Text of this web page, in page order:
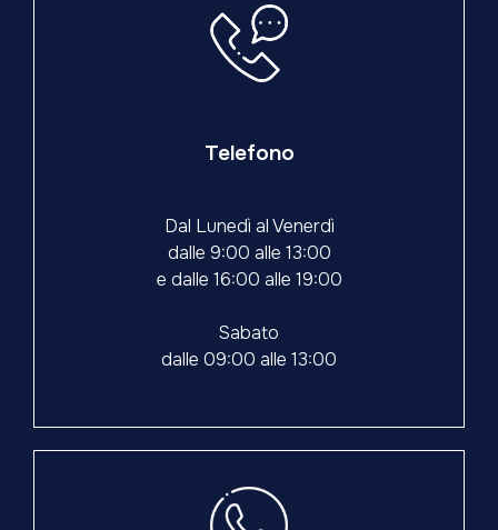
Telefono
Dal Lunedì al Venerdì
dalle 9:00 alle 13:00
e dalle 16:00 alle 19:00
Sabato
dalle 09:00 alle 13:00